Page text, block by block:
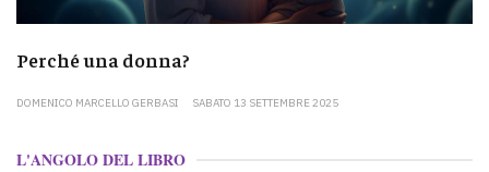
Perché una donna?
DOMENICO MARCELLO GERBASI SABATO 13 SETTEMBRE 2025
L'ANGOLO DEL LIBRO